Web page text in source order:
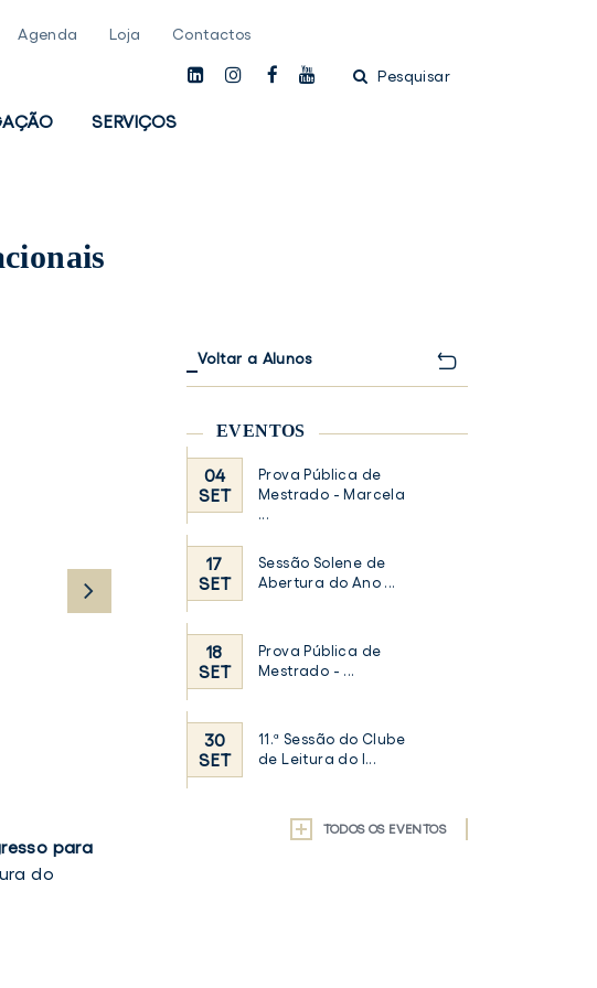
Agenda Loja Contactos
linkedininstagamfacebook
youtubePesquisar
SERVIÇOS
para
do
Voltar a Alunos
EVENTOS
04
SET
Prova Pública de
Mestrado - Marcela
...
17
SET
Sessão Solene de
Abertura do Ano ...
18
SET
Prova Pública de
Mestrado - ...
30
SET
11.ª Sessão do Clube
de Leitura do I...
TODOS OS EVENTOS